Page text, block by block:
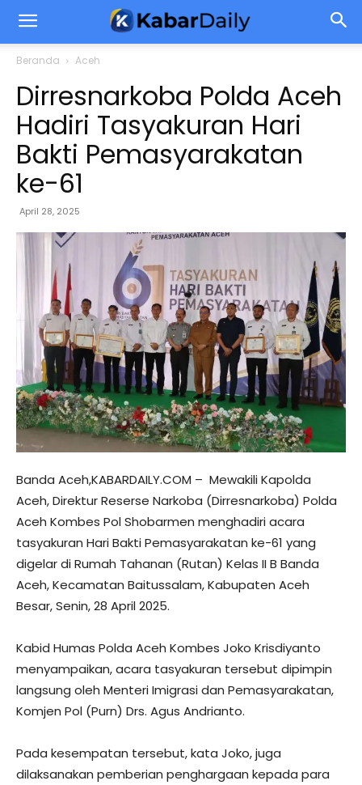
Beranda Aceh
Dirresnarkoba Polda Aceh
Hadiri Tasyakuran Hari
Bakti Pemasyarakatan
ke-61
April 28, 2025
Banda Aceh,KABARDAILY.COM – Mewakili Kapolda
Aceh, Direktur Reserse Narkoba (Dirresnarkoba) Polda
Aceh Kombes Pol Shobarmen menghadiri acara
tasyakuran Hari Bakti Pemasyarakatan ke-61 yang
digelar di Rumah Tahanan (Rutan) Kelas II B Banda
Aceh, Kecamatan Baitussalam, Kabupaten Aceh
Besar, Senin, 28 April 2025.
Kabid Humas Polda Aceh Kombes Joko Krisdiyanto
menyampaikan, acara tasyakuran tersebut dipimpin
langsung oleh Menteri Imigrasi dan Pemasyarakatan,
Komjen Pol (Purn) Drs. Agus Andrianto.
Pada kesempatan tersebut, kata Joko, juga
dilaksanakan pemberian penghargaan kepada para